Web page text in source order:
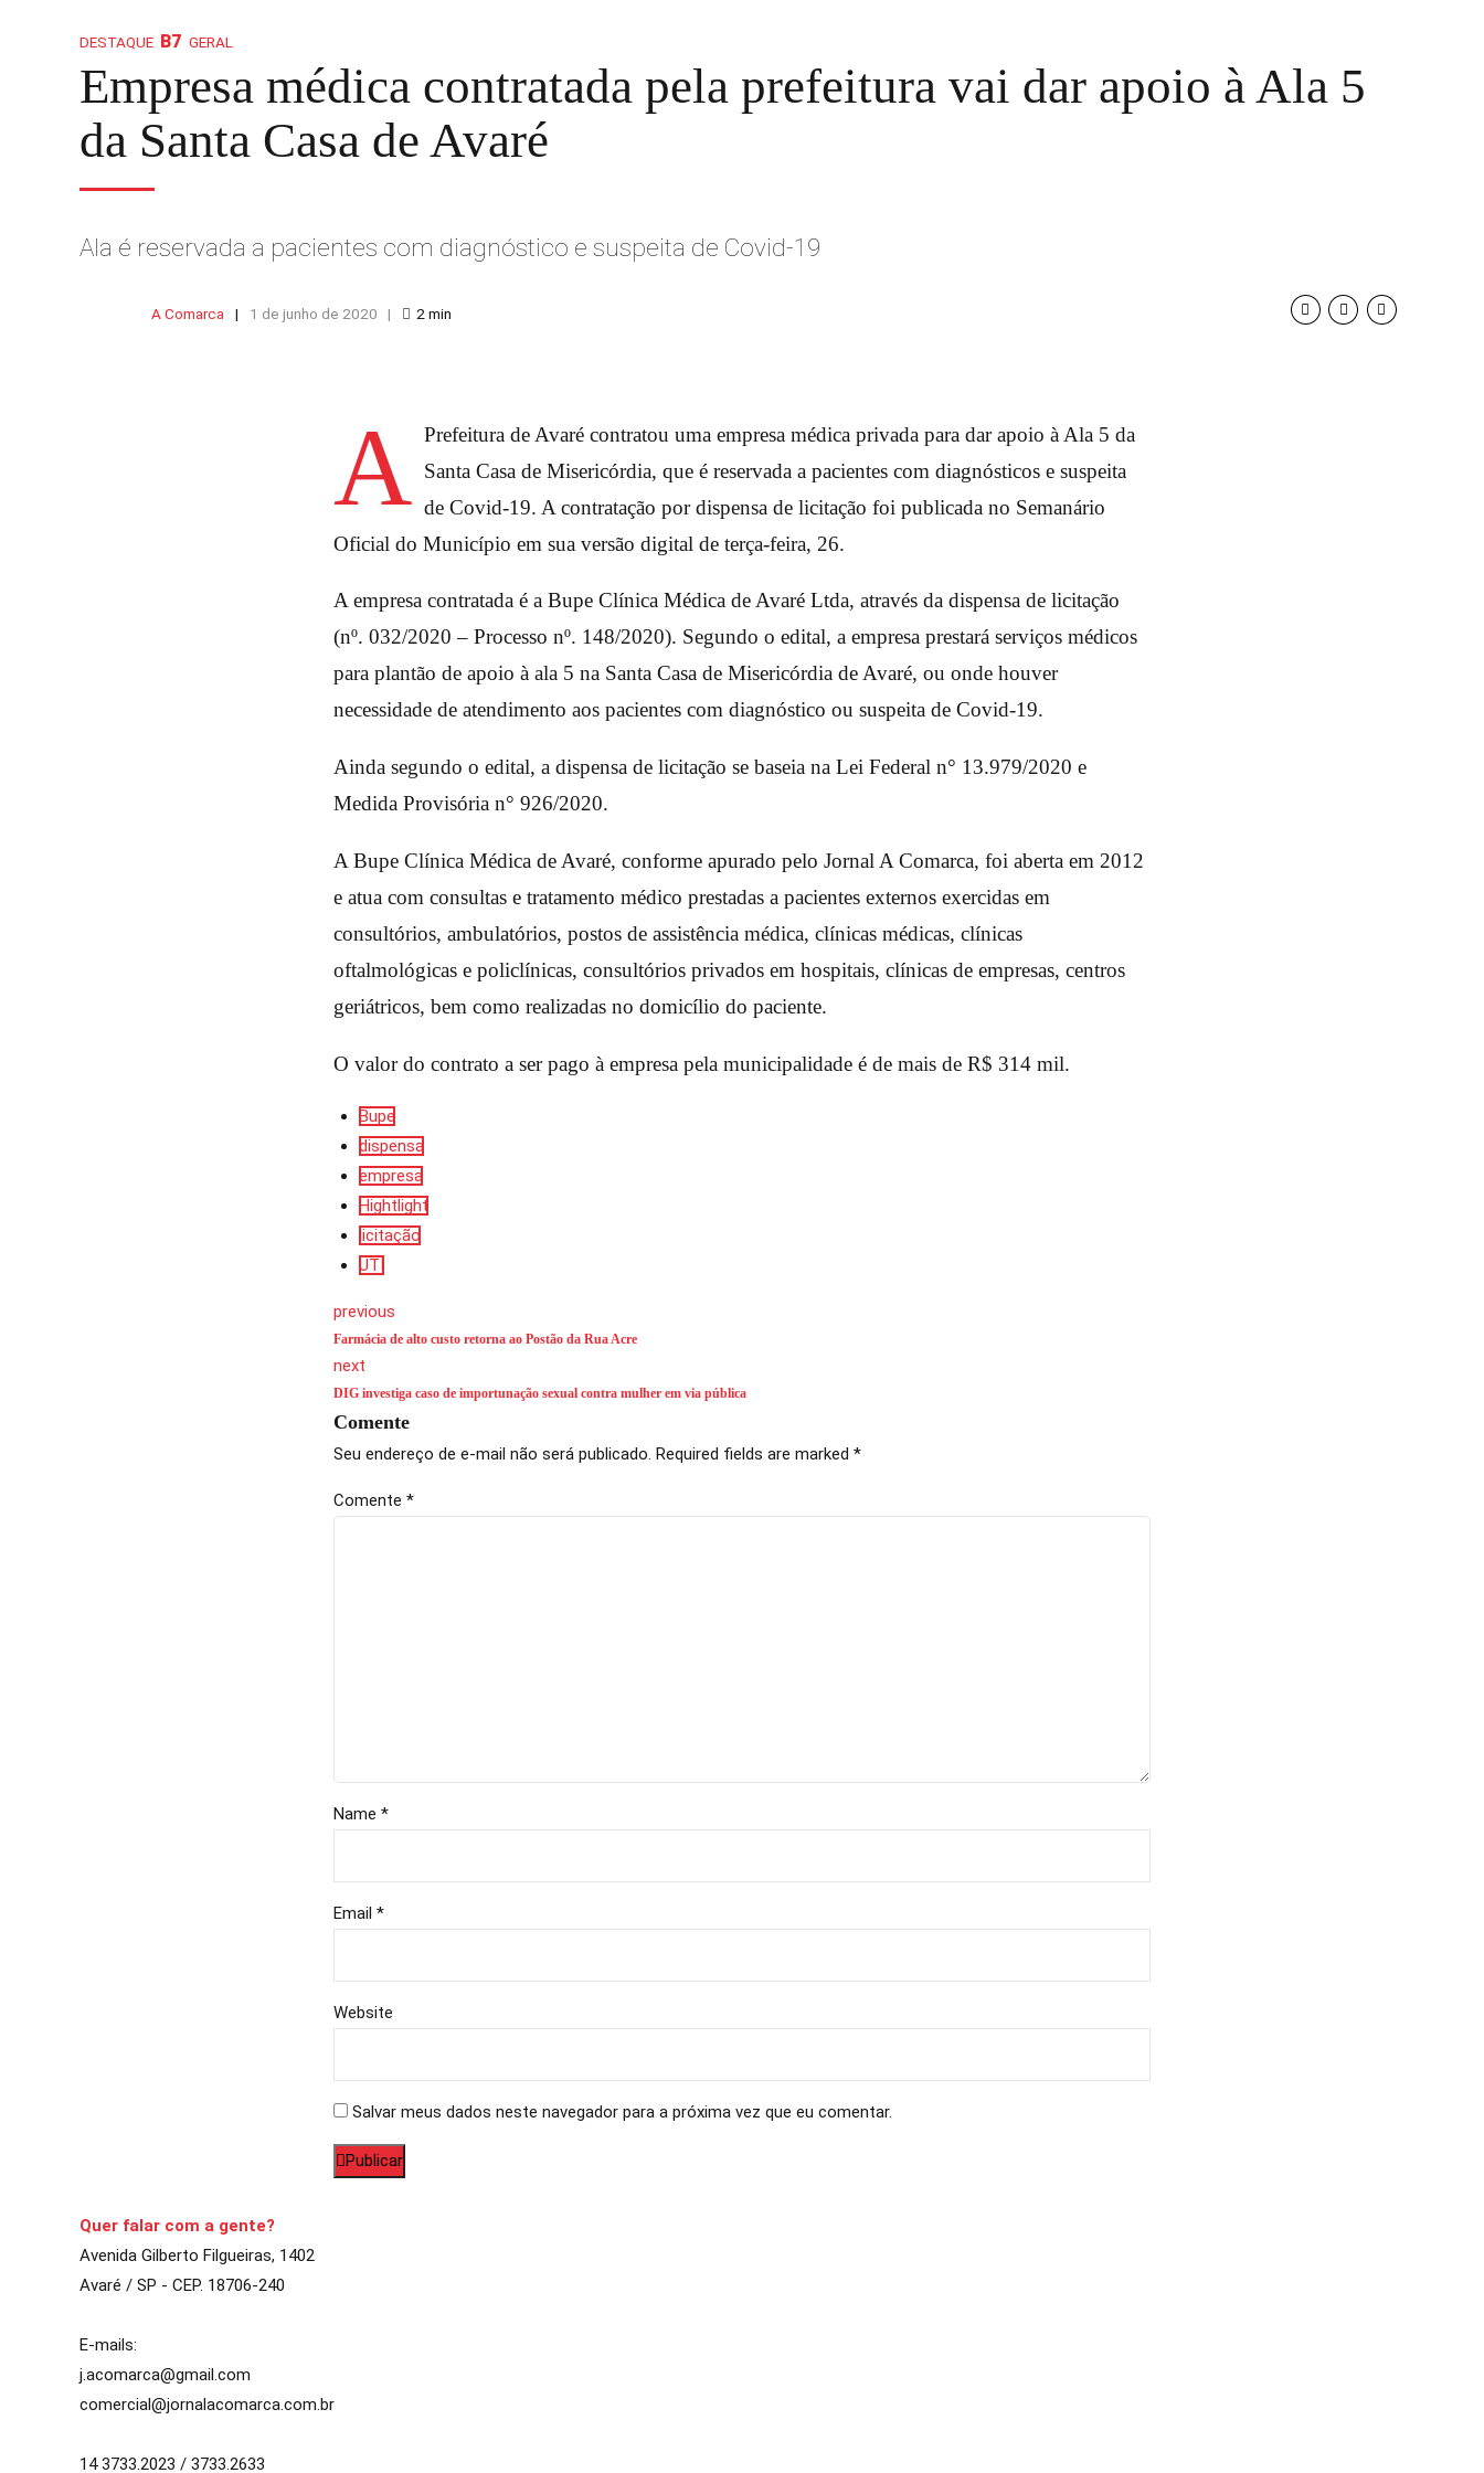
DESTAQUE GERAL
Empresa médica contratada pela prefeitura vai dar apoio à Ala 5
da Santa Casa de Avaré
Ala é reservada a pacientes com diagnóstico e suspeita de Covid-19
A Comarca 1 de junho de 2020 2 min
A Prefeitura de Avaré contratou uma empresa médica privada para dar apoio à Ala 5 da
Santa Casa de Misericórdia, que é reservada a pacientes com diagnósticos e suspeita
de Covid-19. A contratação por dispensa de licitação foi publicada no Semanário
Oficial do Município em sua versão digital de terça-feira, 26.
A empresa contratada é a Bupe Clínica Médica de Avaré Ltda, através da dispensa de licitação
(nº. 032/2020 – Processo nº. 148/2020). Segundo o edital, a empresa prestará serviços médicos
para plantão de apoio à ala 5 na Santa Casa de Misericórdia de Avaré, ou onde houver
necessidade de atendimento aos pacientes com diagnóstico ou suspeita de Covid-19.
Ainda segundo o edital, a dispensa de licitação se baseia na Lei Federal n° 13.979/2020 e
Medida Provisória n° 926/2020.
A Bupe Clínica Médica de Avaré, conforme apurado pelo Jornal A Comarca, foi aberta em 2012
e atua com consultas e tratamento médico prestadas a pacientes externos exercidas em
consultórios, ambulatórios, postos de assistência médica, clínicas médicas, clínicas
oftalmológicas e policlínicas, consultórios privados em hospitais, clínicas de empresas, centros
geriátricos, bem como realizadas no domicílio do paciente.
O valor do contrato a ser pago à empresa pela municipalidade é de mais de R$ 314 mil.
Bupe
dispensa
empresa
Hightlight
licitação
UTI
previous
Farmácia de alto custo retorna ao Postão da Rua Acre
next
DIG investiga caso de importunação sexual contra mulher em via pública
Comente
Seu endereço de e-mail não será publicado. Required fields are marked *
Comente *
Name *
Email *
Website
Salvar meus dados neste navegador para a próxima vez que eu comentar.
Publicar
Quer falar com a gente?
Avenida Gilberto Filgueiras, 1402
Avaré / SP - CEP. 18706-240
E-mails:
j.acomarca@gmail.com
comercial@jornalacomarca.com.br
14 3733.2023 / 3733.2633